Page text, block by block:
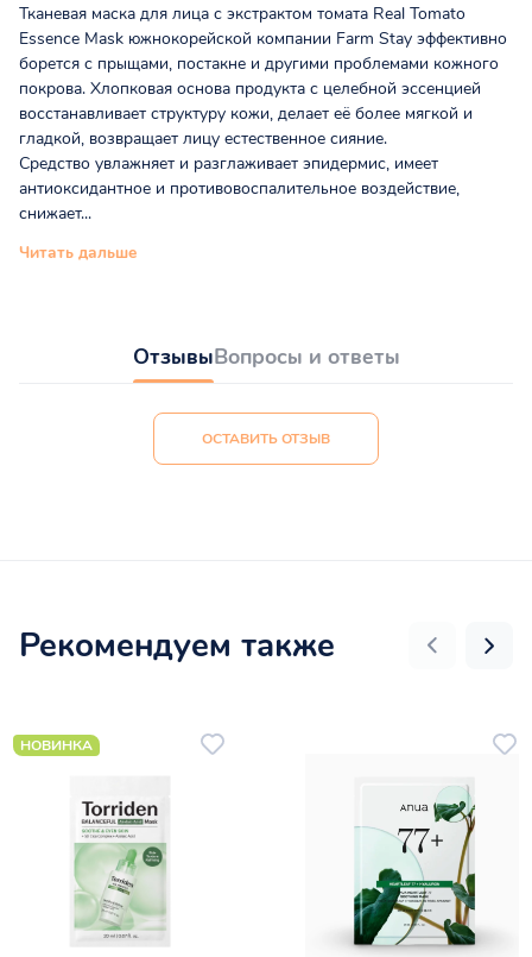
Тканевая маска для лица с экстрактом томата Real Tomato
Essence Mask южнокорейской компании Farm Stay эффективно
борется с прыщами, постакне и другими проблемами кожного
покрова. Хлопковая основа продукта с целебной эссенцией
восстанавливает структуру кожи, делает её более мягкой и
гладкой, возвращает лицу естественное сияние.
Средство увлажняет и разглаживает эпидермис, имеет
антиоксидантное и противовоспалительное воздействие,
снижает...
Читать дальше
ОтзывыВопросы и ответы
ОСТАВИТЬ ОТЗЫВ
Рекомендуем также
НОВИНКА